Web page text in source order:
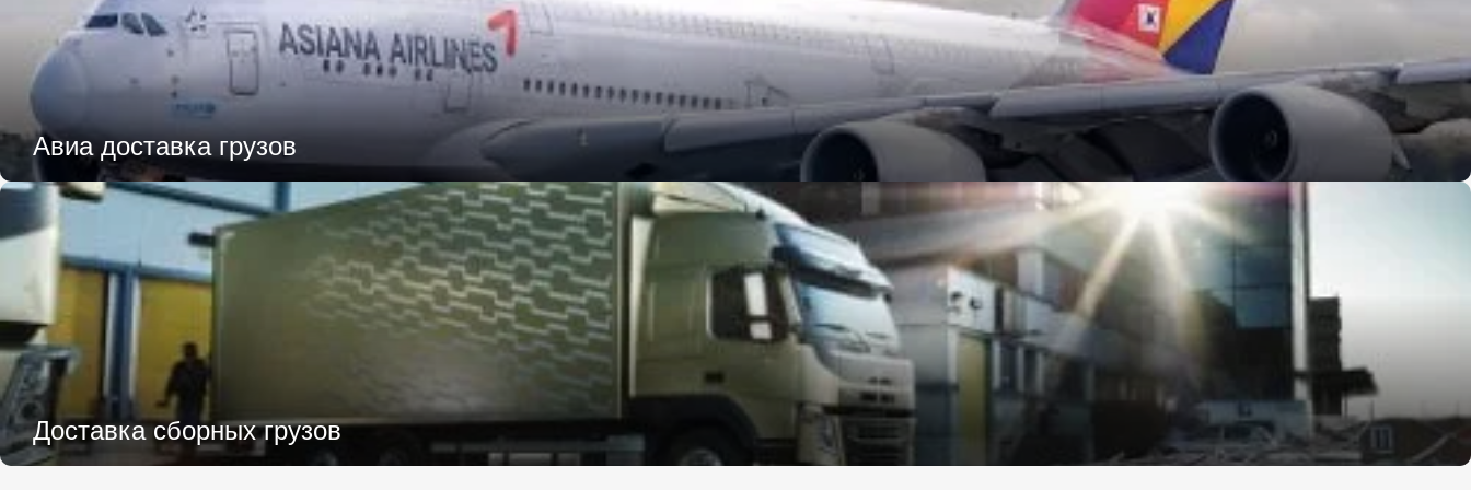
Авиа доставка грузов
Доставка сборных грузов